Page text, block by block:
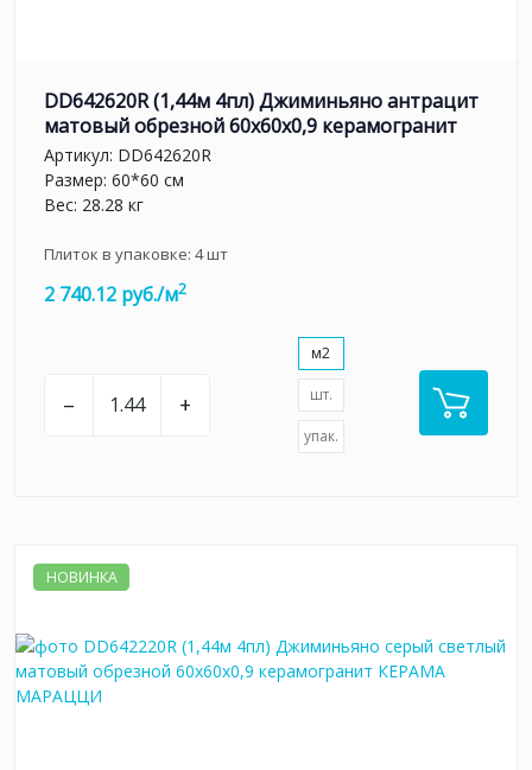
DD642620R (1,44м 4пл) Джиминьяно антрацит
матовый обрезной 60х60x0,9 керамогранит
Артикул: DD642620R
Размер: 60*60 см
Вес: 28.28 кг
Плиток в упаковке: 4шт
2 740.12 руб./м2
– +
м2
шт.
упак.
НОВИНКА